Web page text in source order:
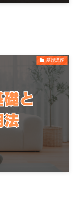
基礎講座